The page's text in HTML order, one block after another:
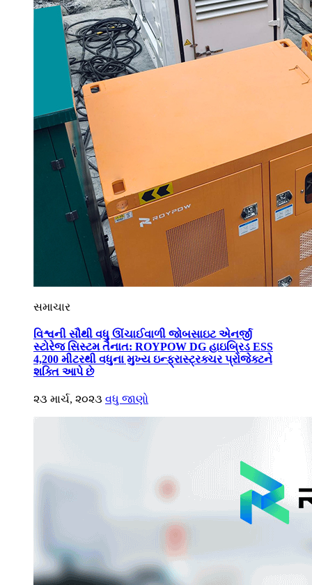
સમાચાર
વિશ્વની સૌથી વધુ ઊંચાઈવાળી જોબસાઇટ એનર્જી
સ્ટોરેજ સિસ્ટમ તૈનાત: ROYPOW DG હાઇબ્રિડ ESS
4,200 મીટરથી વધુના મુખ્ય ઇન્ફ્રાસ્ટ્રક્ચર પ્રોજેક્ટને
શક્તિ આપે છે
૨૩ માર્ચ, ૨૦૨૩ વધુ જાણો